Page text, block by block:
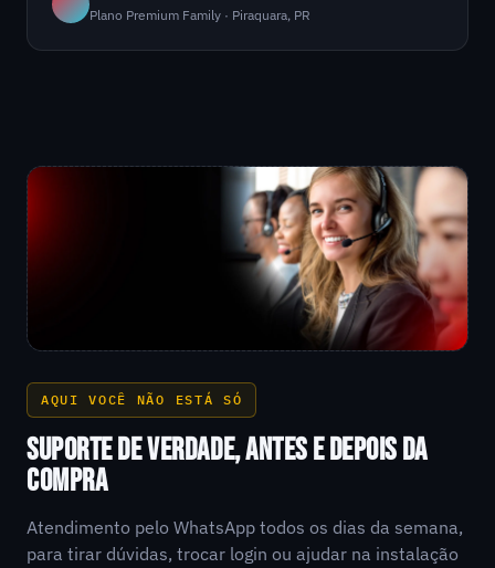
Plano Premium Family · Piraquara, PR
AQUI VOCÊ NÃO ESTÁ SÓ
SUPORTE DE VERDADE, ANTES E DEPOIS DA
COMPRA
Atendimento pelo WhatsApp todos os dias da semana,
para tirar dúvidas, trocar login ou ajudar na instalação